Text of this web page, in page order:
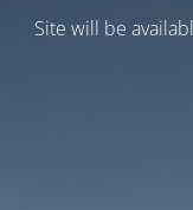
Site will be